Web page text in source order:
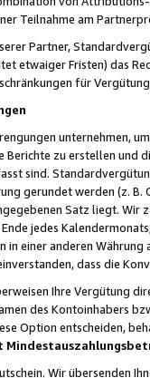
Teilnahme am
Partner,
etwaiger Fristen) das
für
unternehmen,
zu erstellen und
sind.
gerundet werden (z.
Satz liegt.
jedes
in einer anderen
dass die
Ihre Vergütung
des Kontoinhabers
Option entscheiden,
Wir übersenden